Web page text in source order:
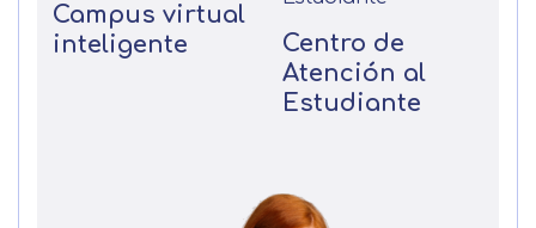
Campus virtual
inteligente
Centro de
Atención al
Estudiante